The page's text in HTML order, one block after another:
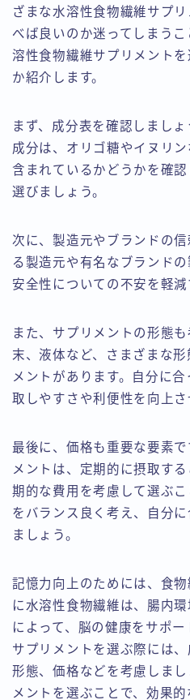
ざまな水溶性食物繊維サプ
べば良いのか迷ってしまう
溶性食物繊維サプリメント
か紹介します。
まず、成分表を確認しまし
成分は、オリゴ糖やイヌリ
含まれているかどうかを確
選びましょう。
次に、製造元やブランドの
る製造元や有名なブランド
安全性についての不安を軽減
また、サプリメントの形態
末、液体など、さまざまな
メントがあります。自分に
取しやすさや利便性を向上さ
最後に、価格も重要な要素
メントは、定期的に摂取す
期的な費用を考慮して選ぶ
をバランス良く考え、自分
ましょう。
記憶力向上のためには、食
に水溶性食物繊維は、腸内
によって、脳の健康をサポ
サプリメントを選ぶ際には
形態、価格などを考慮しま
メントを選ぶことで、効果